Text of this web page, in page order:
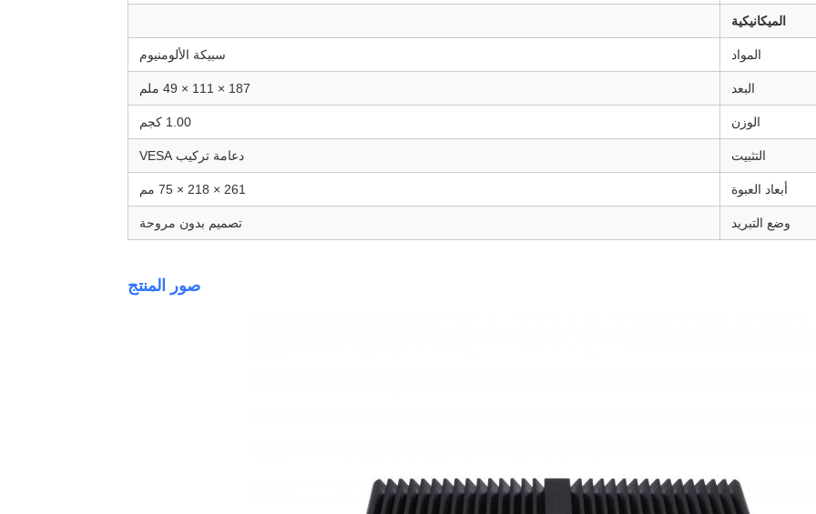
الميكانيكية
المواد سبيكة الألومنيوم
البعد 187 × 111 × 49 ملم
الوزن 1.00 كجم
التثبيت دعامة تركيب VESA
أبعاد العبوة 261 × 218 × 75 مم
وضع التبريد تصميم بدون مروحة
صور المنتج